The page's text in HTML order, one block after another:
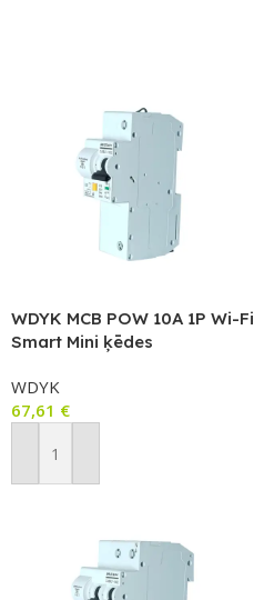
WDYK MCB POW 10A 1P Wi-Fi
Smart Mini ķēdes
mērītāju un pārslodzes
aizsardzību (maks. 10A, 1P)
WDYK
67,61 €
Pievienot Grozam